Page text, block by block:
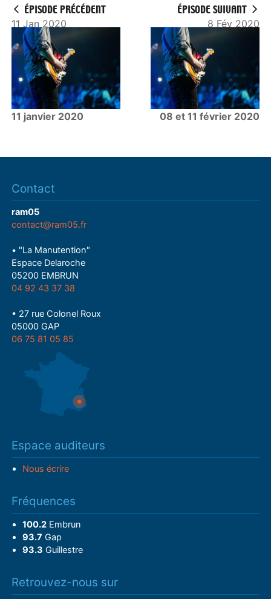
ÉPISODE PRÉCÉDENT
11 Jan 2020
11 janvier 2020
ÉPISODE SUIVANT
8 Fév 2020
08 et 11 février 2020
Contact
ram05
contact@ram05.fr
• "La Manutention"
Espace Delaroche
05200 EMBRUN
04 92 43 37 38
• 27 rue Colonel Roux
05000 GAP
06 75 81 05 85
Espace auditeurs
Nous écrire
Fréquences
100.2Embrun
93.7 Gap
93.3 Guillestre
Retrouvez-nous sur